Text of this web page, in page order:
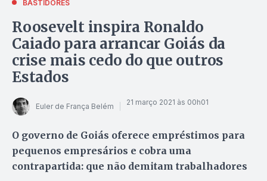
BASTIDORES
Roosevelt inspira Ronaldo
Caiado para arrancar Goiás da
crise mais cedo do que outros
Estados
Euler de França Belém 21 março 2021 às 00h01
O governo de Goiás oferece empréstimos para
pequenos empresários e cobra uma
contrapartida: que não demitam trabalhadores